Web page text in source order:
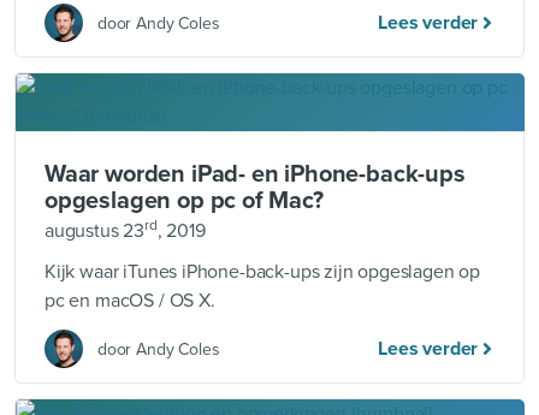
door Andy Coles Lees verder
Waar worden iPad- en iPhone-back-ups
opgeslagen op pc of Mac?
augustus 23rd, 2019
Kijk waar iTunes iPhone-back-ups zijn opgeslagen op
pc en macOS / OS X.
door Andy Coles Lees verder